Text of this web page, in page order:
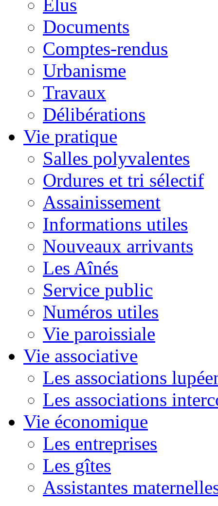
Elus
Documents
Comptes-rendus
Urbanisme
Travaux
Délibérations
Vie pratique
Salles polyvalentes
Ordures et tri sélectif
Assainissement
Informations utiles
Nouveaux arrivants
Les Aînés
Service public
Numéros utiles
Vie paroissiale
Vie associative
Les associations
Les associations
Vie économique
Les entreprises
Les gîtes
Assistantes